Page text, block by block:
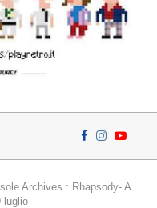
Archives : Rhapsody- A
luglio